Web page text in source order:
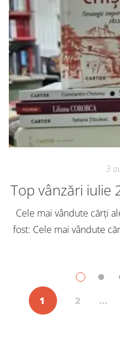
3
Top vânzări iulie
Cele mai vândute cărți
fost: Cele mai vândute
1 2 …